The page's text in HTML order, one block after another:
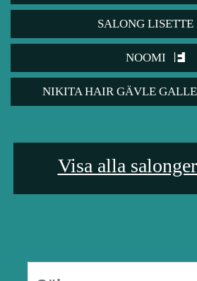
SALONG LISETTE
NOOMI
NIKITA HAIR GÄVLE
Visa alla